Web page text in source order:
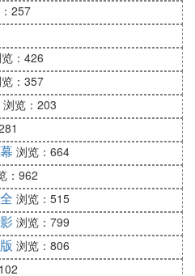
257
：426
：357
浏览：203
浏览：664
：962
浏览：515
浏览：799
浏览：806